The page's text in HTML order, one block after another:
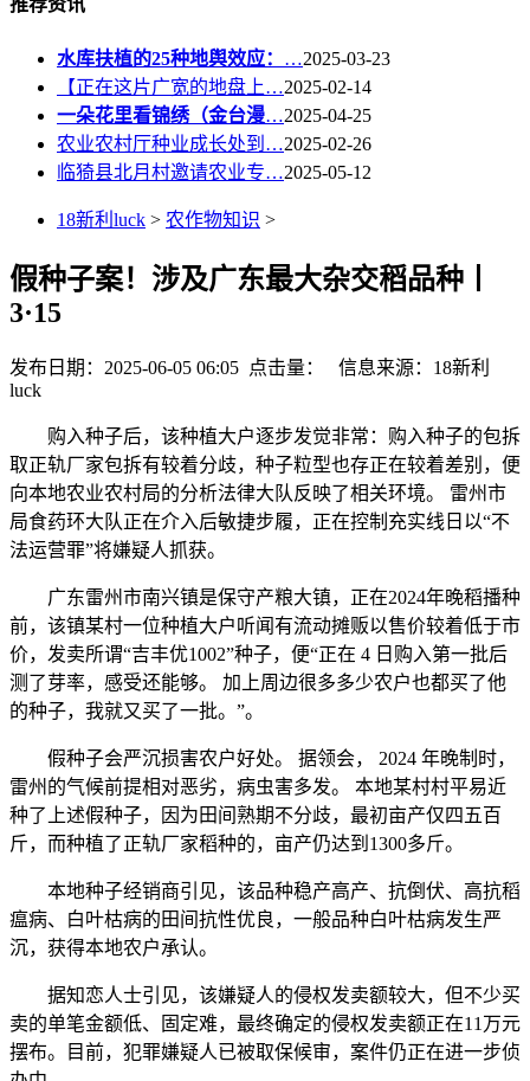
推荐资讯
水库扶植的25种地舆效应： …2025-03-23
【正在这片广宽的地盘上…2025-02-14
一朵花里看锦绣（金台漫…2025-04-25
农业农村厅种业成长处到…2025-02-26
临猗县北月村邀请农业专…2025-05-12
18新利luck > 农作物知识 >
假种子案！涉及广东最大杂交稻品种丨
3·15
发布日期：2025-06-05 06:05 点击量：
信息来源：18新利
luck
购入种子后，该种植大户逐步发觉非常：购入种子的包拆
取正轨厂家包拆有较着分歧，种子粒型也存正在较着差别，便
向本地农业农村局的分析法律大队反映了相关环境。 雷州市
局食药环大队正在介入后敏捷步履，正在控制充实线日以“不
法运营罪”将嫌疑人抓获。
广东雷州市南兴镇是保守产粮大镇，正在2024年晚稻播种
前，该镇某村一位种植大户听闻有流动摊贩以售价较着低于市
价，发卖所谓“吉丰优1002”种子，便“正在 4 日购入第一批后
测了芽率，感受还能够。 加上周边很多多少农户也都买了他
的种子，我就又买了一批。”。
假种子会严沉损害农户好处。 据领会， 2024 年晚制时，
雷州的气候前提相对恶劣，病虫害多发。 本地某村村平易近
种了上述假种子，因为田间熟期不分歧，最初亩产仅四五百
斤，而种植了正轨厂家稻种的，亩产仍达到1300多斤。
本地种子经销商引见，该品种稳产高产、抗倒伏、高抗稻
瘟病、白叶枯病的田间抗性优良，一般品种白叶枯病发生严
沉，获得本地农户承认。
据知恋人士引见，该嫌疑人的侵权发卖额较大，但不少买
卖的单笔金额低、固定难，最终确定的侵权发卖额正在11万元
摆布。目前，犯罪嫌疑人已被取保候审，案件仍正在进一步侦